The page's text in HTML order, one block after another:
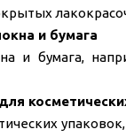
и бумага
и бумага,